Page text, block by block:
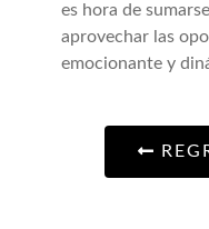
es hora de
aprovechar las
emocionante y